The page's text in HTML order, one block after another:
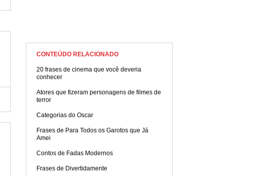
CONTEÚDO RELACIONADO
20 frases de cinema que você deveria
conhecer
Atores que fizeram personagens de filmes de
terror
Categorias do Oscar
Frases de Para Todos os Garotos que Já
Amei
Contos de Fadas Modernos
Frases de Divertidamente